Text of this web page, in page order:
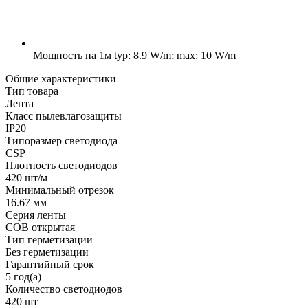
Мощность на 1м typ: 8.9 W/m; max: 10 W/m
Общие характеристики
Тип товара
Лента
Класс пылевлагозащиты
IP20
Типоразмер светодиода
CSP
Плотность светодиодов
420 шт/м
Минимальный отрезок
16.67 мм
Серия ленты
COB открытая
Тип герметизации
Без герметизации
Гарантийный срок
5 год(а)
Количество светодиодов
420 шт